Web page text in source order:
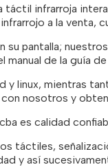
táctil infrarroja
a la venta,
pantalla;
manual de la guía
y linux, mientras
nosotros y
es calidad
táctiles,
y así